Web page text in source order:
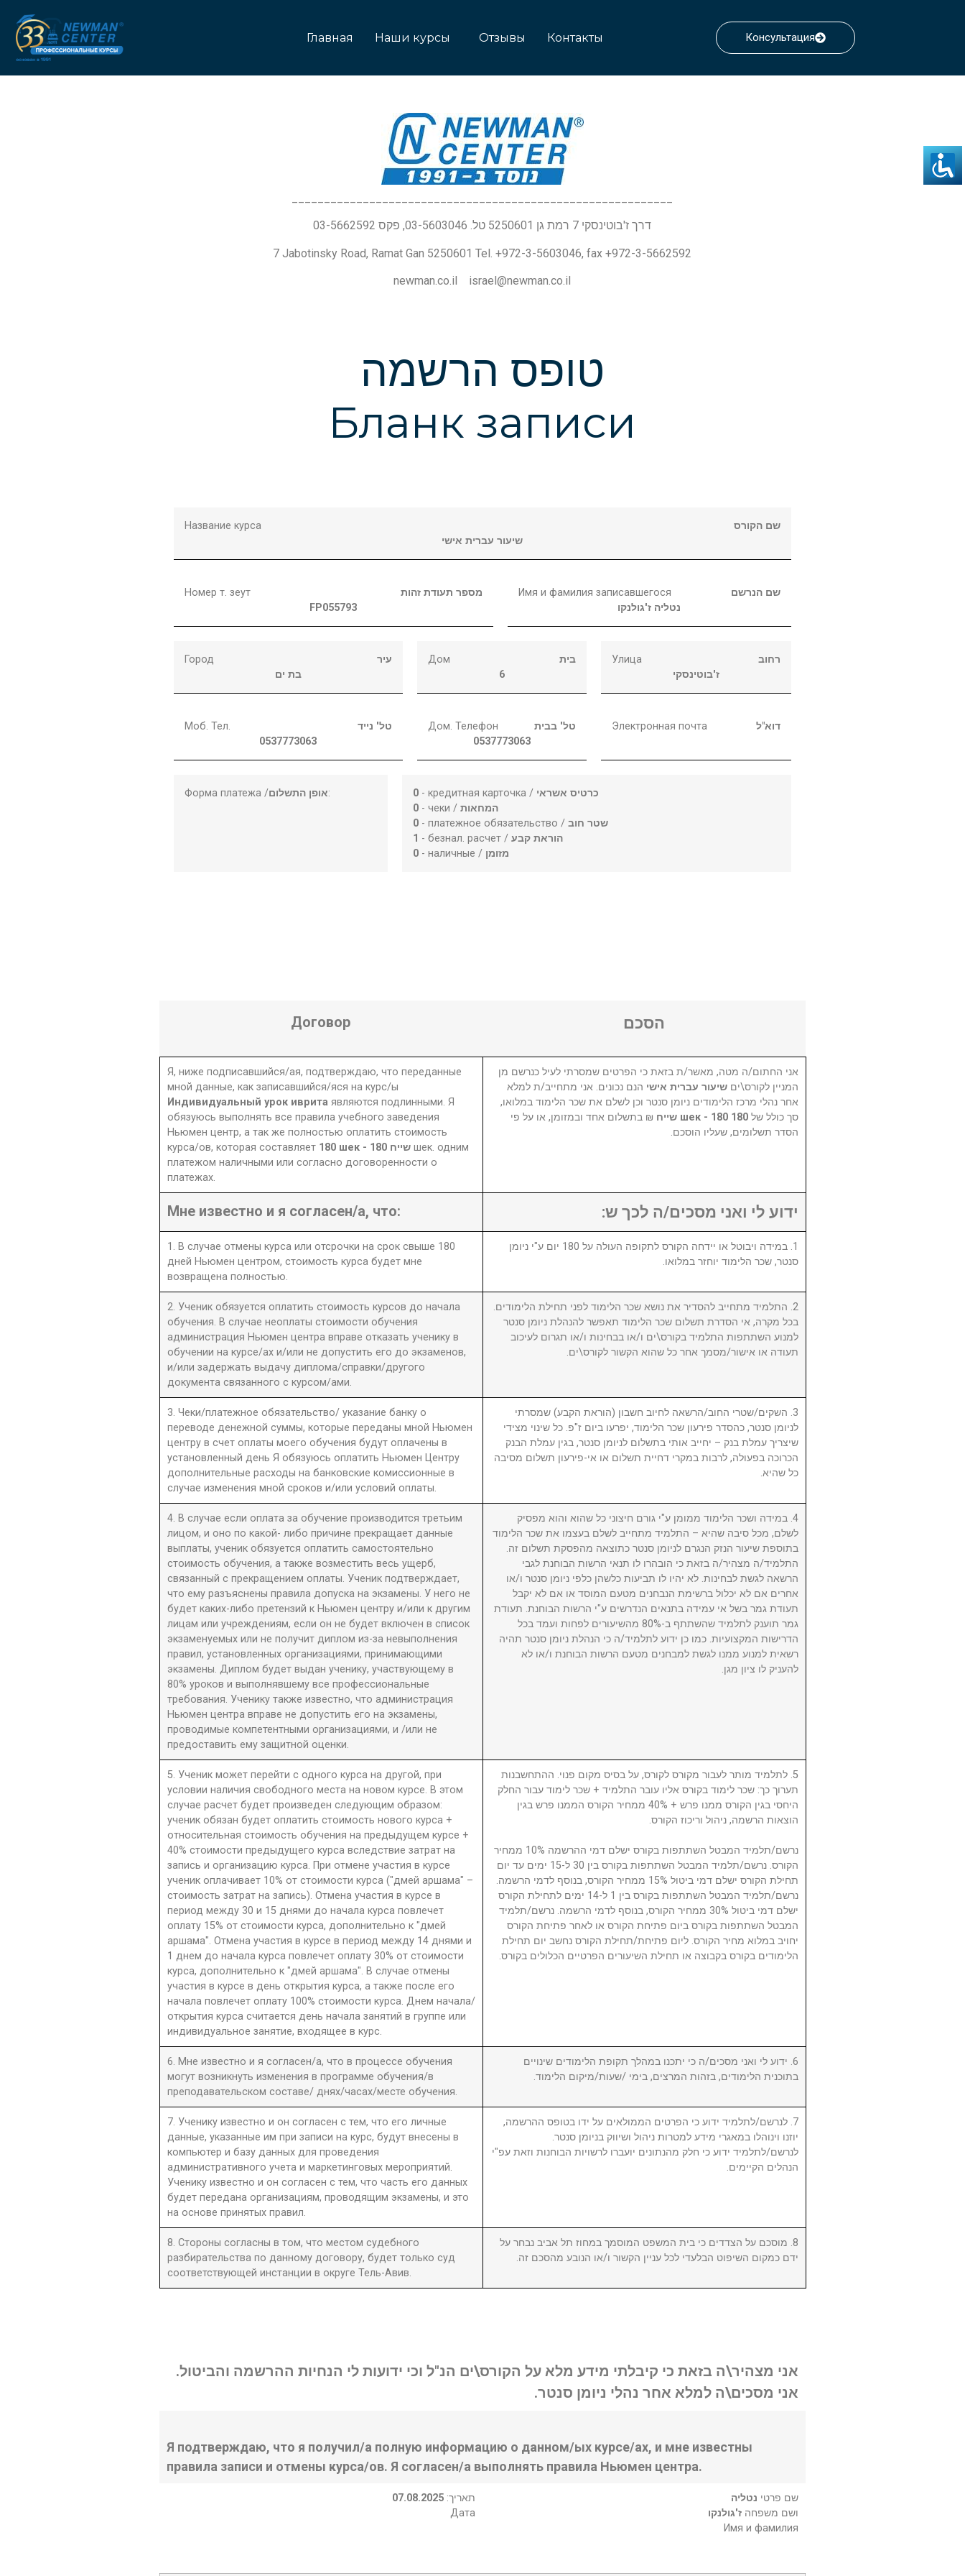
Главная Наши курсы Отзывы Контакты Консультация
דרך ז'בוטינסקי 7 רמת גן 5250601 טל. 03-5603046, פקס 03-5662592
7 Jabotinsky Road, Ramat Gan 5250601 Tel. +972-3-5603046, fax +972-3-5662592
newman.co.il israel@newman.co.il
טופס הרשמה
Бланк записи
Название курса
שם הקורס
שיעור עברית אישי
Номер т. зеут
מספר תעודת זהות
FP055793
Имя и фамилия записавшегося
שם הנרשם
נטליה ז'גולנקו
Город
עיר
בת ים
Дом
בית
6
Улица
רחוב
ז'בוטינסקי
Моб. Тел.
טל' נייד
0537773063
Дом. Телефон
טל' בבית
0537773063
Электронная почта דוא"ל
Форма платежа /אופן התשלום: 0- кредитная карточка / כרטיס אשראי
0- чеки / המחאות
0- платежное обязательство / שטר חוב
1 - безнал. расчет / הוראת קבע
0- наличные / מזומן
Договор הסכם
Я, ниже подписавшийся/ая, подтверждаю, что переданные
мной данные, как записавшийся/яся на курс/ы
Индивидуальный урок иврита являются подлинными. Я
обязуюсь выполнять все правила учебного заведения
Ньюмен центр, а так же полностью оплатить стоимость
курса/ов, которая составляет
180 шек - 180 שייח шек. одним
платежом наличными или согласно договоренности о
платежах.
אני החתום/ה מטה, מאשר/ת בזאת כי הפרטים שמסרתי לעיל כנרשם מן
המניין לקורס\יםשיעור עברית אישי הנם נכונים. אני מתחייב/ת למלא
אחר נהלי מרכז הלימודים ניומן סנטר וכן לשלם את שכר הלימוד במלואו,
סך כולל של180 шек - 180 שייח
₪ בתשלום אחד ובמזומן, או על פי
הסדר תשלומים, שעליו הוסכם.
Мне известно и я согласен/а, что: ידוע לי ואני מסכים/ה לכך ש:
1. В случае отмены курса или отсрочки на срок свыше 180
дней Ньюмен центром, стоимость курса будет мне
возвращена полностью.
1. במידה ויבוטל או יידחה הקורס לתקופה העולה על 180 יום ע"י ניומן
סנטר, שכר הלימוד יוחזר במלואו.
2. Ученик обязуется оплатить стоимость курсов до начала
обучения. В случае неоплаты стоимости обучения
администрация Ньюмен центра вправе отказать ученику в
обучении на курсе/ах и/или не допустить его до экзаменов,
и/или задержать выдачу диплома/справки/другого
документа связанного с курсом/ами.
2. התלמיד מתחייב להסדיר את נושא שכר הלימוד לפני תחילת הלימודים.
בכל מקרה, אי הסדרת תשלום שכר הלימוד תאפשר להנהלת ניומן סנטר
למנוע השתתפות התלמיד בקורס\ים ו/או בבחינות ו/או תגרום לעיכוב
תעודה או אישור/מסמך אחר כל שהוא הקשור לקורס\ים.
3. Чеки/платежное обязательство/ указание банку о
переводе денежной суммы, которые переданы мной Ньюмен
центру в счет оплаты моего обучения будут оплачены в
установленный день Я обязуюсь оплатить Ньюмен Центру
дополнительные расходы на банковские комиссионные в
случае изменения мной сроков и/или условий оплаты.
3. השקים/שטרי החוב/הרשאה לחיוב חשבון (הוראת הקבע) שמסרתי
לניומן סנטר, כהסדר פירעון שכר הלימוד, יפרעו ביום ז"פ. כל שינוי מצידי
שיצריך עמלת בנק – יחייב אותי בתשלום לניומן סנטר, בגין עמלת הבנק
הכרוכה בפעולה, לרבות במקרי דחיית תשלום או אי-פירעון תשלום מסיבה
כל שהיא.
4. В случае если оплата за обучение производится третьим
лицом, и оно по какой- либо причине прекращает данные
выплаты, ученик обязуется оплатить самостоятельно
стоимость обучения, а также возместить весь ущерб,
связанный с прекращением оплаты. Ученик подтверждает,
что ему разъяснены правила допуска на экзамены. У него не
будет каких-либо претензий к Ньюмен центру и/или к другим
лицам или учреждениям, если он не будет включен в список
экзаменуемых или не получит диплом из-за невыполнения
правил, установленных организациями, принимающими
экзамены. Диплом будет выдан ученику, участвующему в
80% уроков и выполнявшему все профессиональные
требования. Ученику также известно, что администрация
Ньюмен центра вправе не допустить его на экзамены,
проводимые компетентными организациями, и /или не
предоставить ему защитной оценки.
4. במידה ושכר הלימוד ממומן ע"י גורם חיצוני כל שהוא והוא מפסיק
לשלם, מכל סיבה שהיא – התלמיד מתחייב לשלם בעצמו את שכר הלימוד
בתוספת שיעור הנזק הנגרם לניומן סנטר כתוצאה מהפסקת תשלום זה.
התלמיד/ה מצהיר/ה בזאת כי הובהרו לו תנאי הרשות הבוחנת לגבי
הרשאה לגשת לבחינות. לא יהיו לו תביעות כלשהן כלפי ניומן סנטר ו/או
אחרים אם לא יכלול ברשימת הנבחנים מטעם המוסד או אם לא יקבל
תעודת גמר בשל אי עמידה בתנאים הנדרשים ע"י הרשות הבוחנת. תעודת
גמר תוענק לתלמיד שהשתתף ב-80% מהשיעורים לפחות ועמד בכל
הדרישות המקצועיות. כמו כן ידוע לתלמיד/ה כי הנהלת ניומן סנטר תהיה
רשאית למנוע ממנו לגשת למבחנים מטעם הרשות הבוחנת ו/או לא
להעניק לו ציון מגן.
5. Ученик может перейти с одного курса на другой, при
условии наличия свободного места на новом курсе. В этом
случае расчет будет произведен следующим образом:
ученик обязан будет оплатить стоимость нового курса +
относительная стоимость обучения на предыдущем курсе +
40% стоимости предыдущего курса вследствие затрат на
запись и организацию курса. При отмене участия в курсе
ученик оплачивает 10% от стоимости курса ("дмей аршама" –
стоимость затрат на запись). Отмена участия в курсе в
период между 30 и 15 днями до начала курса повлечет
оплату 15% от стоимости курса, дополнительно к "дмей
аршама". Отмена участия в курсе в период между 14 днями и
1 днем до начала курса повлечет оплату 30% от стоимости
курса, дополнительно к "дмей аршама". В случае отмены
участия в курсе в день открытия курса, а также после его
начала повлечет оплату 100% стоимости курса. Днем начала/
открытия курса считается день начала занятий в группе или
индивидуальное занятие, входящее в курс.
5. לתלמיד מותר לעבור מקורס לקורס, על בסיס מקום פנוי. ההתחשבנות
תערוך כך: שכר לימוד בקורס אליו עובר התלמיד + שכר לימוד עבור החלק
היחסי בגין הקורס ממנו פרש + 40% ממחיר הקורס הממנו פרש בגין
הוצאות הרשמה, ניהול וריכוז הקורס.
נרשם/תלמיד המבטל השתתפות בקורס ישלם דמי ההרשמה 10% ממחיר
הקורס. נרשם/תלמיד המבטל השתתפות בקורס בין 30 ל-15 ימים עד יום
תחילת הקורס ישלם דמי ביטול 15% ממחיר הקורס, בנוסף לדמי הרשמה.
נרשם/תלמיד המבטל השתתפות בקורס בין 1 ל-14 ימים לתחילת הקורס
ישלם דמי ביטול 30% ממחיר הקורס, בנוסף לדמי הרשמה. נרשם/תלמיד
המבטל השתתפות בקורס ביום פתיחת הקורס או לאחר פתיחת הקורס
יחויב במלוא מחיר הקורס. ליום פתיחת/תחילת הקורס נחשב יום תחילת
הלימודים בקורס בקבוצה או תחילת השיעורים הפרטיים הכלולים בקורס.
6. Мне известно и я согласен/а, что в процессе обучения
могут возникнуть изменения в программе обучения/в
преподавательском составе/ днях/часах/месте обучения.
6. ידוע לי ואני מסכים/ה כי יתכנו במהלך תקופת הלימודים שינויים
בתוכנית הלימודים, בזהות המרצים, בימי /שעות/מיקום הלימוד.
7. Ученику известно и он согласен с тем, что его личные
данные, указанные им при записи на курс, будут внесены в
компьютер и базу данных для проведения
административного учета и маркетинговых мероприятий.
Ученику известно и он согласен с тем, что часть его данных
будет передана организациям, проводящим экзамены, и это
на основе принятых правил.
7. לנרשם/לתלמיד ידוע כי הפרטים הממולאים על ידו בטופס ההרשמה,
יוזנו וינוהלו במאגרי מידע למטרות ניהול ושיווק בניומן סנטר.
לנרשם/לתלמיד ידוע כי חלק מהנתונים יועברו לרשויות הבוחנות וזאת עפ"י
הנהלים הקיימים.
8. Стороны согласны в том, что местом судебного
разбирательства по данному договору, будет только суд
соответствующей инстанции в округе Тель-Авив.
8. מוסכם על הצדדים כי בית המשפט המוסמך במחוז תל אביב נבחר על
ידם כמקום השיפוט הבלעדי לכל עניין הקשור ו/או הנובע מהסכם זה.
אני מצהיר\ה בזאת כי קיבלתי מידע מלא על הקורס\ים הנ"ל וכי ידועות לי הנחיות ההרשמה והביטול.
אני מסכים\ה למלא אחר נהלי ניומן סנטר.
Я подтверждаю, что я получил/а полную информацию о данном/ых курсе/ах, и мне известны
правила записи и отмены курса/ов. Я согласен/а выполнять правила Ньюмен центра.
07.08.2025 :תאריך
Дата
שם פרטי נטליה
ושם משפחהז'גולנקו
Имя и фамилия